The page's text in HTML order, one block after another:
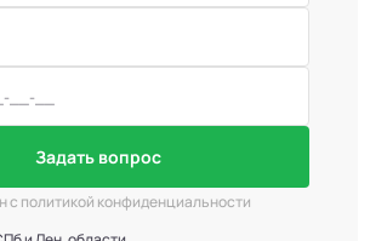
Задать вопрос
с политикой конфиденциальности